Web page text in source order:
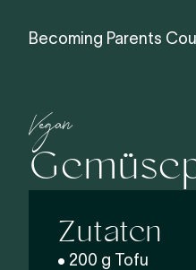
Becoming Parents
Vegan
Zutaten
• 200 g Tofu